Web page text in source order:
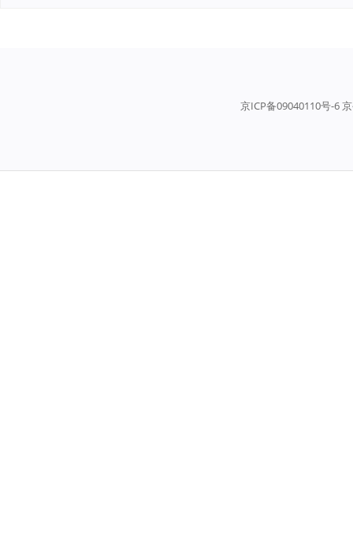
京ICP备09040110号-6